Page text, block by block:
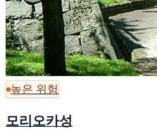
높은 위험
모리오카성